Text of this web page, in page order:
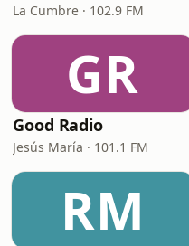
La Cumbre · 102.9 FM
GR
Good Radio
Jesús María · 101.1 FM
RM